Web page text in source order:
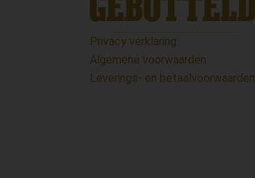
Privacy verklaring
Algemene voorwaarden
Leverings- en betaalvoorwaarden